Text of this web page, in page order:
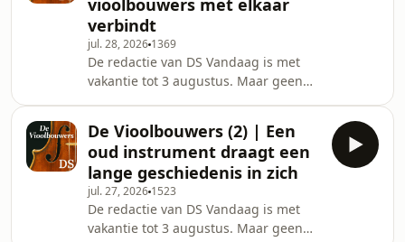
Argouarc'h. ­ In deze aflevering: ­ In
het Zuid-China Dafen village,
&nbsp;maken schilders dag in dag uit
kopieën van meesterwerken zoals de
Mona Lisa. Die schilders zijn opgeleid
aan kunstaca
vioolbouwers met elkaar
verbindt
jul. 28, 2026 1369
De redactie van DS Vandaag is met
vakantie tot 3 augustus. Maar geen
Govers de restauratie volgt van een
Stradivarius voor haar man Baptiste
Argouarc'h. ­ In deze aflevering ­ Jan
Strick zoekt in zijn houtzolder een
geschikt stuk hout voor de restauratie
van de Stradivariusviool. De nerven
De Vioolbouwers (2) | Een
oud instrument draagt een
lange geschiedenis in zich
jul. 27, 2026 1523
De redactie van DS Vandaag is met
vakantie tot 3 augustus. Maar geen